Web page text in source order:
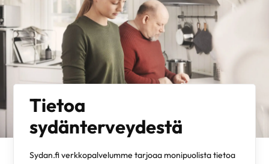
Tietoa
sydänterveydestä
Sydan.fi verkkopalvelumme tarjoaa monipuolista tietoa